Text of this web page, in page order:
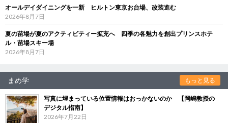
オールデイダイニングを一新 ヒルトン東京お台場、改装進む
2026年8月7日
夏の苗場が夏のアクティビティー拡充へ 四季の各魅力を創出プリンスホテ
ル・苗場スキー場
2026年8月7日
まめ学 もっと見る
写真に埋まっている位置情報はおっかないのか 【岡嶋教授の
デジタル指南】
2026年7月22日